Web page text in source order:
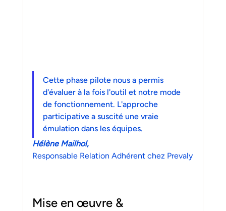
Cette phase pilote nous a permis
d'évaluer à la fois l'outil et notre mode
de fonctionnement. L'approche
participative a suscité une vraie
émulation dans les équipes.
Hélène Mailhol,
Responsable Relation Adhérent chez Prevaly
Mise en œuvre &